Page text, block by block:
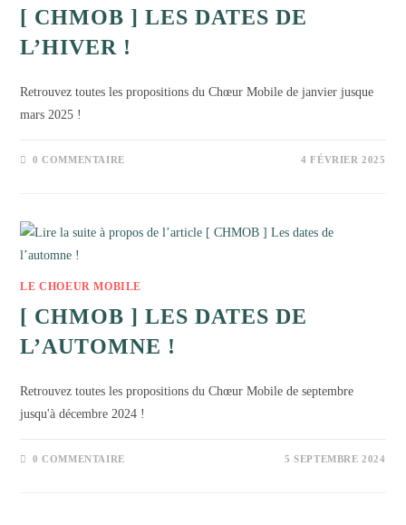
[ CHMOB ] LES DATES DE
L’HIVER !
Retrouvez toutes les propositions du Chœur Mobile de janvier jusque
mars 2025 !
0 COMMENTAIRE 4 FÉVRIER 2025
LE CHOEUR MOBILE
[ CHMOB ] LES DATES DE
L’AUTOMNE !
Retrouvez toutes les propositions du Chœur Mobile de septembre
jusqu'à décembre 2024 !
0 COMMENTAIRE 5 SEPTEMBRE 2024